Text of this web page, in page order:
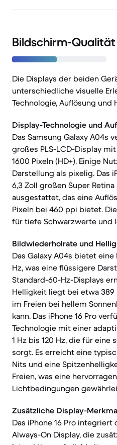
Bildschirm-Qualität
Die Displays der beiden
unterschiedliche visuelle
Technologie, Auflösung
Display-Technologie und
Das Samsung Galaxy A04s
großes PLS-LCD-Display
1600 Pixeln (HD+). Einige
Darstellung als pixelig. Das
6,3 Zoll großen Super Retina
ausgestattet, das eine
Pixeln bei 460 ppi bietet.
für tiefe Schwarzwerte und
Bildwiederholrate und
Das Galaxy A04s bietet
Hz, was eine flüssigere
Standard-60-Hz-Displays
Helligkeit liegt bei etwa 389
im Freien bei hellem
kann. Das iPhone 16 Pro
Technologie mit einer
1 Hz bis 120 Hz, die für eine
sorgt. Es erreicht eine
Nits und eine
Freien, was eine
Lichtbedingungen
Zusätzliche Display-
Das iPhone 16 Pro
Always-On Display, die